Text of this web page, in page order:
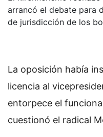
arrancó el debate para
de jurisdicción de los
La oposición había
licencia al
entorpece el
cuestionó el radical